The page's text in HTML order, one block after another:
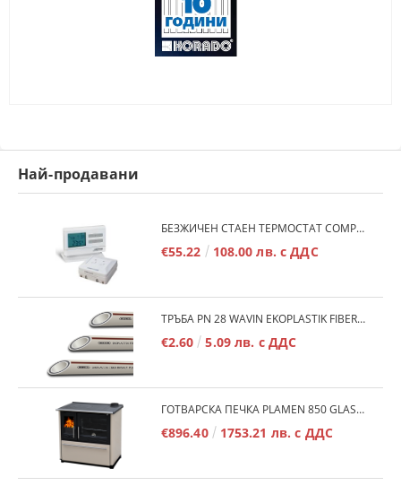
Най-продавани
БЕЗЖИЧЕН СТАЕН ТЕРМОСТАТ COMPUTHERM Q7RF
€55.22 108.00 лв. с ДДС
ТРЪБА PN 28 WAVIN EKOPLASTIK FIBER BASALT PLUS - 3М/БР.
€2.60 5.09 лв. с ДДС
ГОТВАРСКА ПЕЧКА PLAMEN 850 GLAS 11KW
€896.40 1753.21 лв. с ДДС